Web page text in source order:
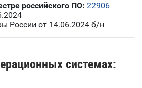
российского ПО: 22906
России от 14.06.2024 б/н
системах: